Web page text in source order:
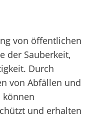
von öffentlichen
der Sauberkeit,
Durch
von Abfällen und
können
und erhalten